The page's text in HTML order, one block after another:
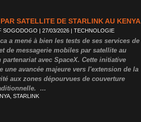
SATELLITE DE STARLINK AU KENYA
SOGODOGO | 27/03/2026 | TECHNOLOGIE
a mené à bien les tests de ses services de
de messagerie mobiles par satellite au
partenariat avec SpaceX. Cette initiative
une avancée majeure vers l'extension de la
aux zones dépourvues de couverture
...
STARLINK